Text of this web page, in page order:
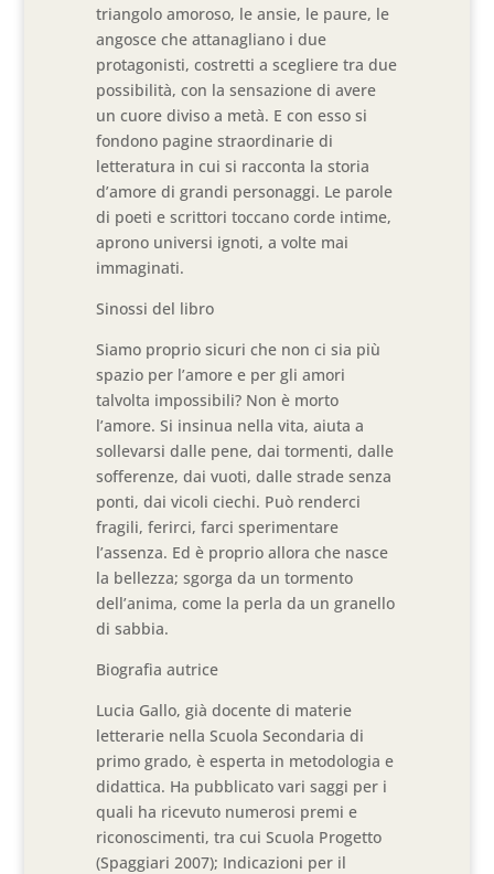
triangolo amoroso, le ansie, le paure, le
angosce che attanagliano i due
protagonisti, costretti a scegliere tra due
possibilità, con la sensazione di avere
un cuore diviso a metà. E con esso si
fondono pagine straordinarie di
letteratura in cui si racconta la storia
d’amore di grandi personaggi. Le parole
di poeti e scrittori toccano corde intime,
aprono universi ignoti, a volte mai
immaginati.
Sinossi del libro
Siamo proprio sicuri che non ci sia più
spazio per l’amore e per gli amori
talvolta impossibili? Non è morto
l’amore. Si insinua nella vita, aiuta a
sollevarsi dalle pene, dai tormenti, dalle
sofferenze, dai vuoti, dalle strade senza
ponti, dai vicoli ciechi. Può renderci
fragili, ferirci, farci sperimentare
l’assenza. Ed è proprio allora che nasce
la bellezza; sgorga da un tormento
dell’anima, come la perla da un granello
di sabbia.
Biografia autrice
Lucia Gallo, già docente di materie
letterarie nella Scuola Secondaria di
primo grado, è esperta in metodologia e
didattica. Ha pubblicato vari saggi per i
quali ha ricevuto numerosi premi e
riconoscimenti, tra cui Scuola Progetto
(Spaggiari 2007); Indicazioni per il